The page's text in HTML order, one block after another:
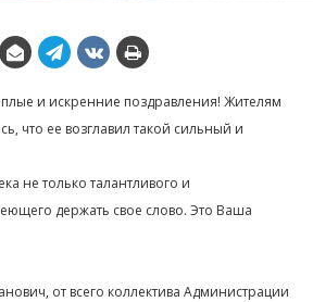
и искренние поздравления! Жителям
что ее возглавил такой сильный и
не только талантливого и
держать свое слово. Это Ваша
от всего коллектива Администрации